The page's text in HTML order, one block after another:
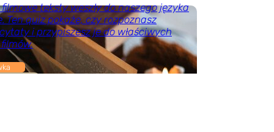
teksty weszły do naszego języka
Ten quiz pokaże, czy rozpoznasz
i przypiszesz je do właściwych